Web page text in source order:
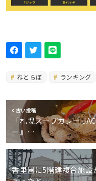
ねとらぼ ランキング
古い投稿
「札幌スープカレー
ー』…
香里園に5階建複合施